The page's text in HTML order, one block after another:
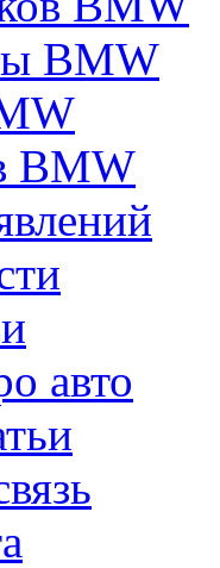
BMW
BMW
авто